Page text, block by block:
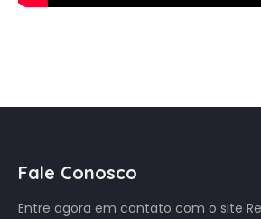
Fale Conosco
Entre agora em contato com o site